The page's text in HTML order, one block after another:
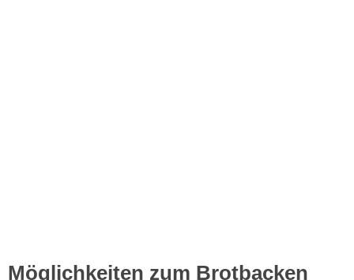
Möglichkeiten zum Brotbacken